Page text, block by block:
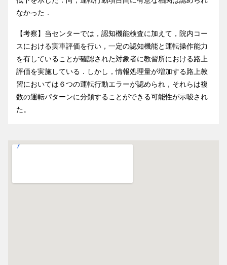
なかった．
【考察】当センターでは，認知機能検査に加えて，院内コー
スにおける実車評価を行い，一定の認知機能と運転操作能力
を有していることが確認された対象者に教習所における路上
評価を実施している．しかし，情報処理量が増加する路上教
習においては６つの運転行動エラーが認められ，それらは複
数の運転パターンに分類することができる可能性が示唆され
た。